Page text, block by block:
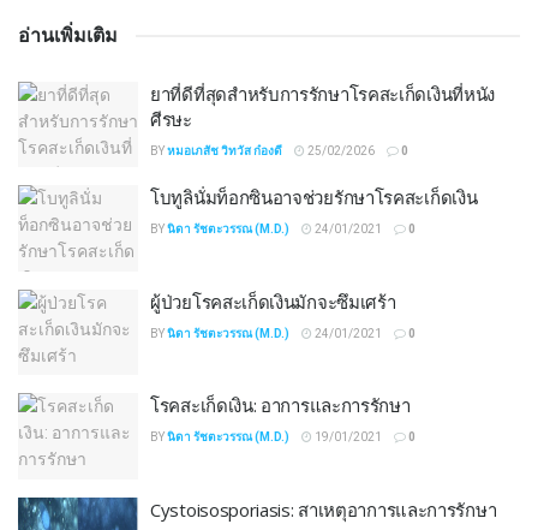
อ่านเพิ่มเติม
ยาที่ดีที่สุดสำหรับการรักษาโรคสะเก็ดเงินที่หนัง
ศีรษะ
BYหมอเภสัช วิทวัส ก๋องดี 25/02/2026 0
โบทูลินั่มท็อกซินอาจช่วยรักษาโรคสะเก็ดเงิน
BYนิดา รัชตะวรรณ (M.D.) 24/01/2021 0
ผู้ป่วยโรคสะเก็ดเงินมักจะซึมเศร้า
BYนิดา รัชตะวรรณ (M.D.) 24/01/2021 0
โรคสะเก็ดเงิน: อาการและการรักษา
BYนิดา รัชตะวรรณ (M.D.) 19/01/2021 0
Cystoisosporiasis: สาเหตุอาการและการรักษา